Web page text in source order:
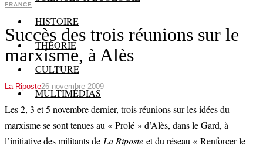
HISTOIRE
THÉORIE
CULTURE
MULTIMÉDIAS
FRANCE
Succès des trois réunions sur le
marxisme, à Alès
La Riposte26 novembre 2009
Les 2, 3 et 5 novembre dernier, trois réunions sur les idées du
marxisme se sont tenues au « Prolé » d’Alès, dans le Gard, à
l’initiative des militants de La Riposte et du réseau « Renforcer le